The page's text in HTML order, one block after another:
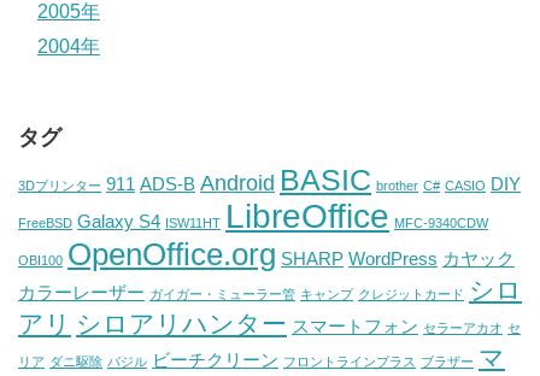
2005年
2004年
タグ
3Dプリンター 911 ADS-B Android BASIC brother C# CASIO DIY
FreeBSD Galaxy S4 ISW11HT LibreOffice MFC-9340CDW
OBI100 OpenOffice.org SHARP WordPress カヤック
カラーレーザー ガイガー・ミューラー管 キャンプ クレジットカード シロ
アリ シロアリハンター スマートフォン セラーアカオ セ
リア ダニ駆除 バジル ビーチクリーン フロントラインプラス ブラザー マ